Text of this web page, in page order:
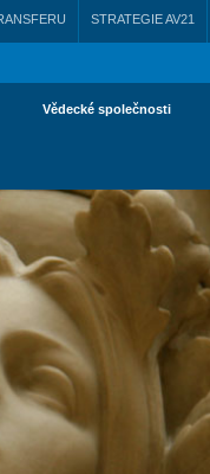
STRATEGIE AV21
Vědecké společnosti